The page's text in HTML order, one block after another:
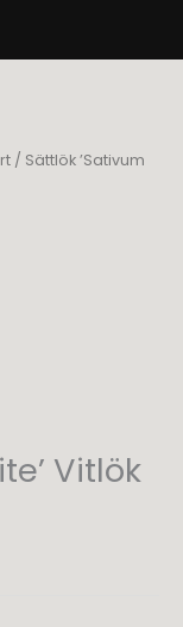
/ Sättlök ’Sativum
Vitlök